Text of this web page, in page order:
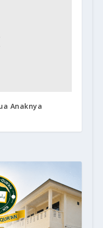
Anaknya